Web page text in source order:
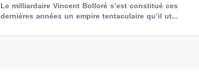
Le milliardaire Vincent Bolloré s’est constitué ces
dernières années un empire tentaculaire qu’il ut...